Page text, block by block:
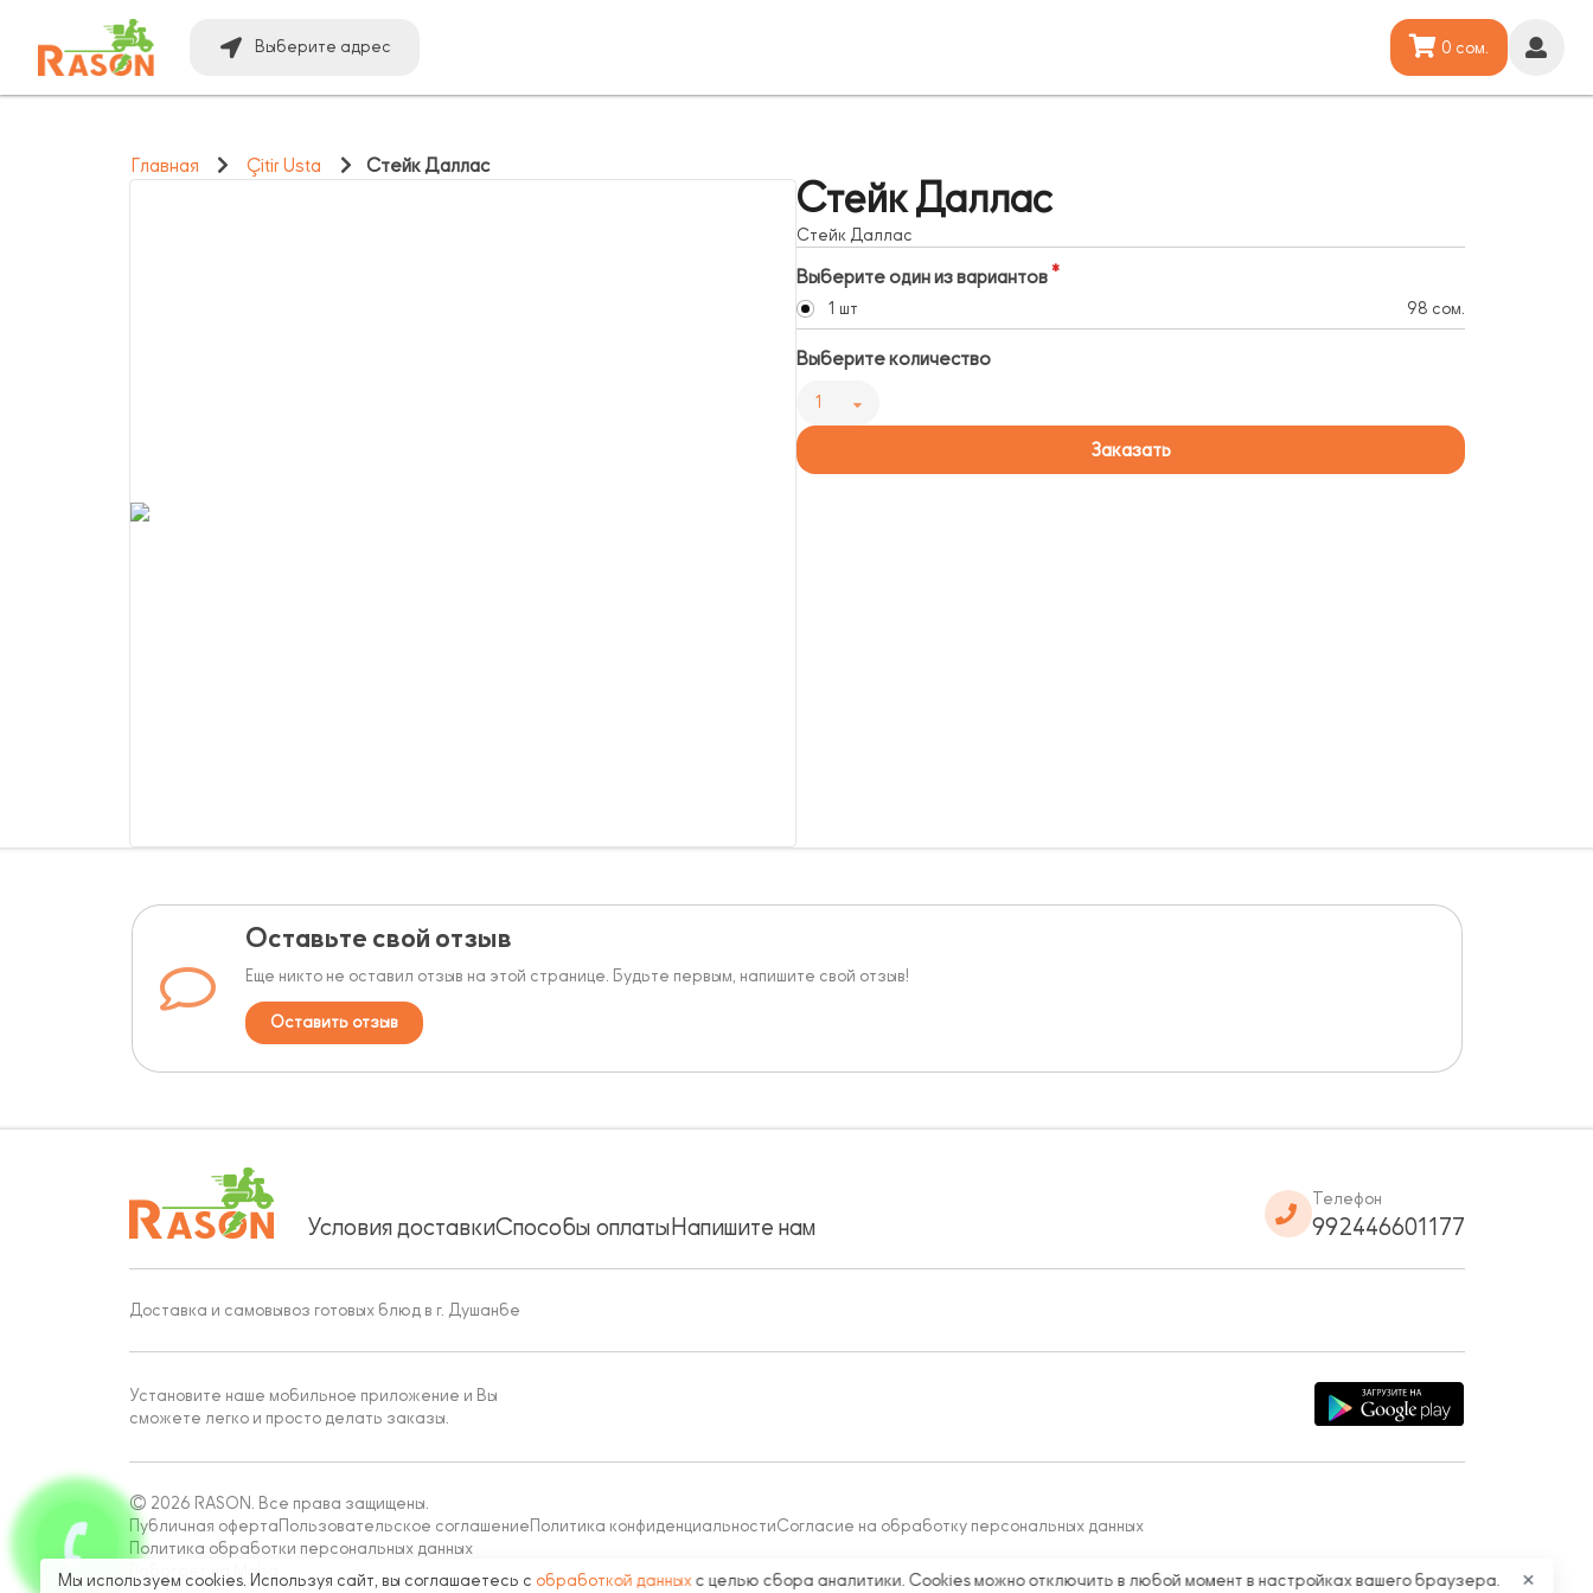
Выберите адрес 0 сом.
Главная Çitir Usta Стейк Даллас
Стейк Даллас
Стейк Даллас
Выберите один из вариантов
1 шт 98 сом.
Выберите количество
1
Заказать
Оставьте свой отзыв
Еще никто не оставил отзыв на этой странице. Будьте первым, напишите свой отзыв!
Оставить отзыв
Условия доставкиСпособы оплатыНапишите нам
Телефон
992446601177
Доставка и самовывоз готовых блюд в г. Душанбе
Установите наше мобильное приложение и Вы
сможете легко и просто делать заказы.
© 2026 RASON. Все права защищены.
Публичная оферта Пользовательское соглашение Политика конфиденциальностиСогласие на обработку персональных данных
Политика обработки персональных данных
Работает на Moba
Мы используем cookies. Используя сайт, вы соглашаетесь с обработкой данных с целью сбора аналитики. Cookies можно отключить в любой момент в настройках вашего браузера. ✕